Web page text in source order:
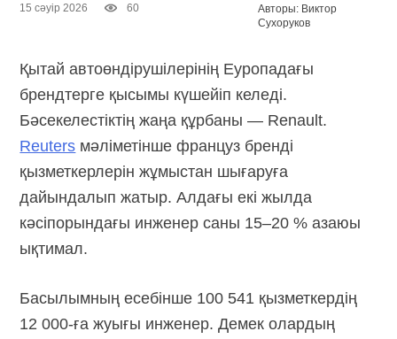
15 сәуір 2026 60
Авторы: Виктор
Сухоруков
Қытай автоөндірушілерінің Еуропадағы
брендтерге қысымы күшейіп келеді.
Бәсекелестіктің жаңа құрбаны — Renault.
Reuters мәліметінше француз бренді
қызметкерлерін жұмыстан шығаруға
дайындалып жатыр. Алдағы екі жылда
кәсіпорындағы инженер саны 15–20 % азаюы
ықтимал.
Басылымның есебінше 100 541 қызметкердің
12 000-ға жуығы инженер. Демек олардың